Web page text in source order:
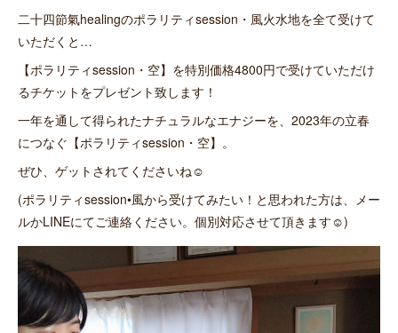
二十四節氣healingのポラリティsession・風火水地を全て受けて
いただくと…
【ポラリティsession・空】を特別価格4800円で受けていただけ
るチケットをプレゼント致します！
一年を通して得られたナチュラルなエナジーを、2023年の立春
につなぐ【ポラリティsession・空】。
ぜひ、ゲットされてくださいね☺︎
(ポラリティsession•風から受けてみたい！と思われた方は、メー
ルかLINEにてご連絡ください。個別対応させて頂きます☺︎)